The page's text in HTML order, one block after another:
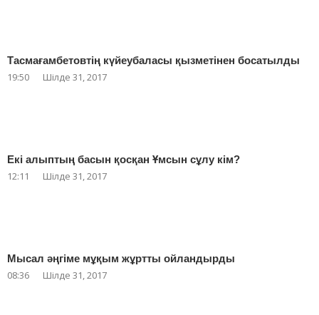
Тасмағамбетовтің күйеубаласы қызметінен босатылды
19:50 Шілде 31, 2017
Екі алыптың басын қосқан Ұмсын сұлу кім?
12:11 Шілде 31, 2017
Мысал әңгіме мұқым жұртты ойландырды
08:36 Шілде 31, 2017